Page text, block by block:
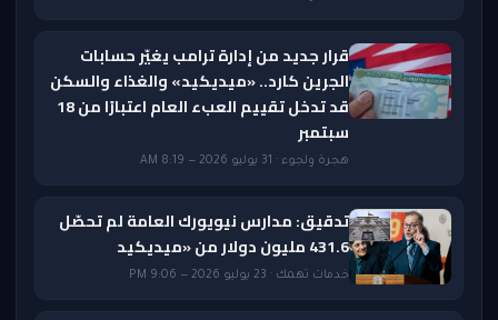
قرار جديد من إدارة ترامب يغيّر حسابات
الجرين كارد.. «ميديكيد» والغذاء والسكن
قد تدخل تقييم العبء العام اعتبارًا من 18
سبتمبر
هجرة ولجوء · 31 يوليو 2026 — 8:19 AM
تدقيق: مدارس نيويورك العامة لم تحصّل
431.6 مليون دولار من «ميديكيد
خدمات تهمك · 23 يوليو 2026 — 9:06 PM